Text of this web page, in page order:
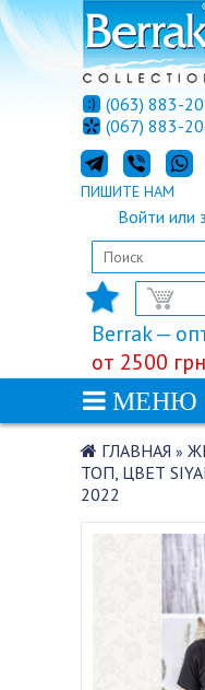
Войти или
(063) 883-
(067) 883-
ПИШИТЕ НАМ
Berrak —
от 2500 грн
МЕНЮ
ГЛАВНАЯ »
ТОП, ЦВЕТ
2022